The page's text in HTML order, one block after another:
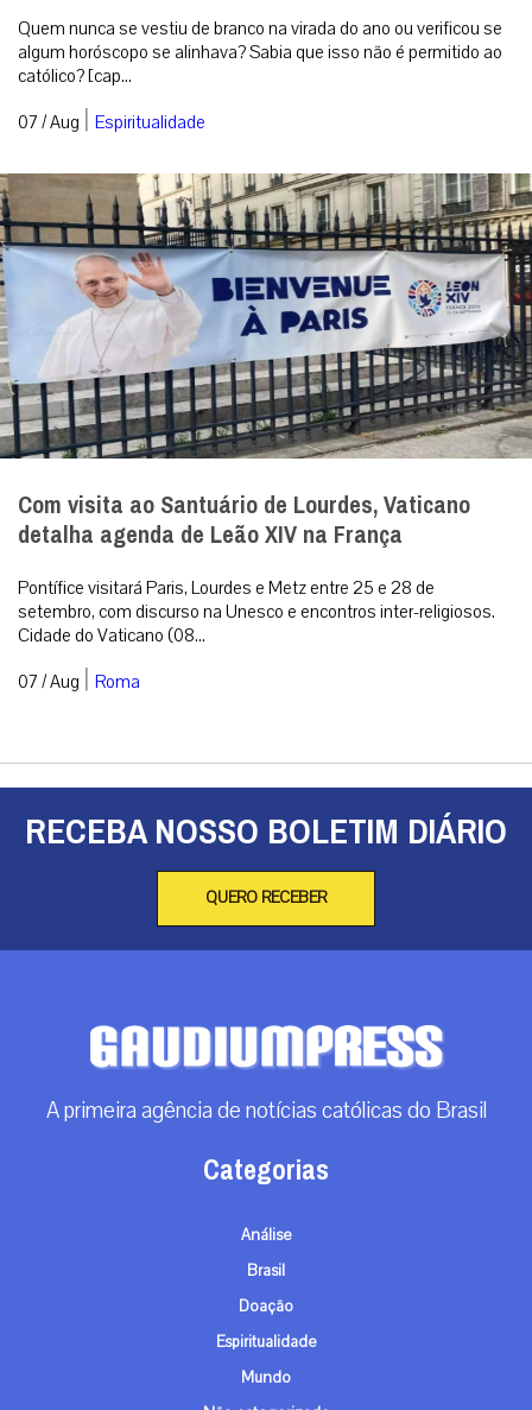
Quem nunca se vestiu de branco na virada do ano ou verificou se
algum horóscopo se alinhava? Sabia que isso não é permitido ao
católico? [cap...
07 / Aug | Espiritualidade
Com visita ao Santuário de Lourdes, Vaticano
detalha agenda de Leão XIV na França
Pontífice visitará Paris, Lourdes e Metz entre 25 e 28 de
setembro, com discurso na Unesco e encontros inter-religiosos.
Cidade do Vaticano (08...
07 / Aug | Roma
RECEBA NOSSO BOLETIM DIÁRIO
QUERO RECEBER
A primeira agência de notícias católicas do Brasil
Categorias
Análise
Brasil
Doação
Espiritualidade
Mundo